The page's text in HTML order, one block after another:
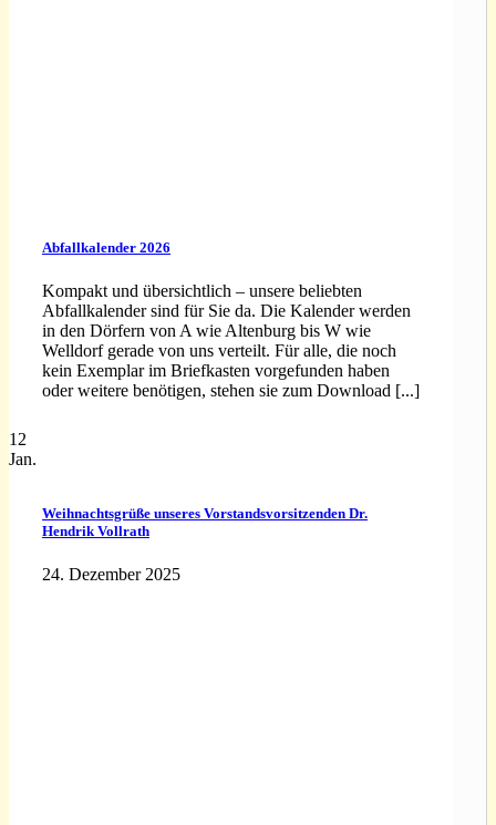
Abfallkalender 2026
Kompakt und übersichtlich – unsere beliebten
Abfallkalender sind für Sie da. Die Kalender werden
in den Dörfern von A wie Altenburg bis W wie
Welldorf gerade von uns verteilt. Für alle, die noch
kein Exemplar im Briefkasten vorgefunden haben
oder weitere benötigen, stehen sie zum Download [...]
12
Jan.
Weihnachtsgrüße unseres Vorstandsvorsitzenden Dr.
Hendrik Vollrath
24. Dezember 2025